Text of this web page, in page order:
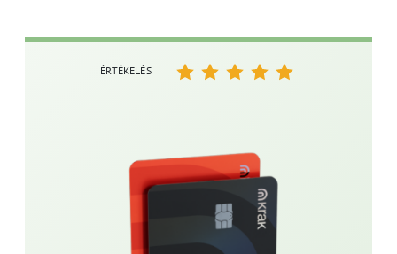
ÉRTÉKELÉS